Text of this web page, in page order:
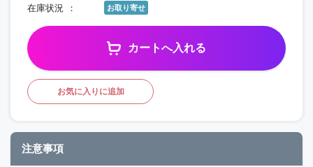
在庫状況 お取り寄せ
カートへ入れる
お気に入りに追加
注意事項